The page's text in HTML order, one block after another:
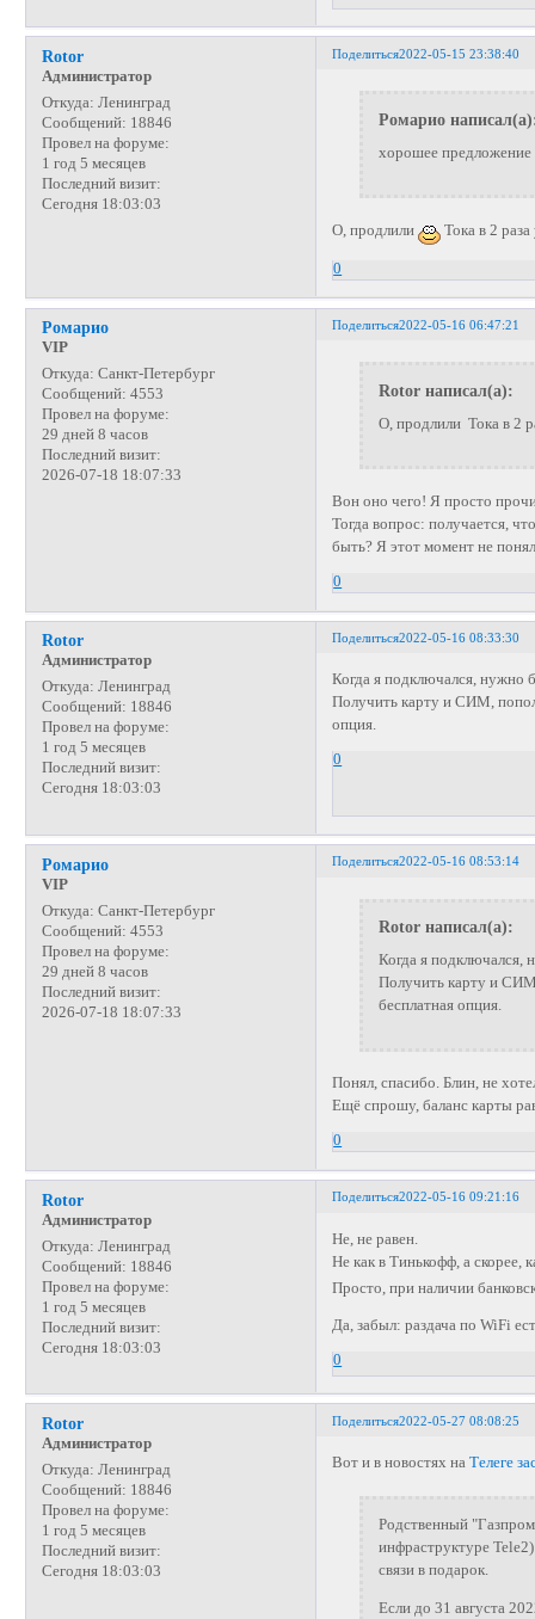
Поделиться2022-05-15 23:38:40
Rotor
Администратор
Откуда: Ленинград
Сообщений: 18846
Провел на форуме:
1 год 5 месяцев
Последний визит:
Сегодня 18:03:03
Ромарио
хорошее предложение
О, продлили Тока в 2
0
Поделиться2022-05-16 06:47:21
Ромарио
VIP
Откуда: Санкт-Петербург
Сообщений: 4553
Провел на форуме:
29 дней 8 часов
Последний визит:
2026-07-18 18:07:33
Rotor написал(а):
О, продлили Тока в 2
Вон оно чего! Я просто
Тогда вопрос: получается,
быть? Я этот момент не
0
Поделиться2022-05-16 08:33:30
Rotor
Администратор
Откуда: Ленинград
Сообщений: 18846
Провел на форуме:
1 год 5 месяцев
Последний визит:
Сегодня 18:03:03
Когда я подключался, нужно
Получить карту и СИМ,
опция.
0
Поделиться2022-05-16 08:53:14
Ромарио
VIP
Откуда: Санкт-Петербург
Сообщений: 4553
Провел на форуме:
29 дней 8 часов
Последний визит:
2026-07-18 18:07:33
Rotor написал(а):
Когда я подключался,
Получить карту и
бесплатная опция.
Понял, спасибо. Блин, не
Ещё спрошу, баланс карты
0
Поделиться2022-05-16 09:21:16
Rotor
Администратор
Откуда: Ленинград
Сообщений: 18846
Провел на форуме:
1 год 5 месяцев
Последний визит:
Сегодня 18:03:03
Не, не равен.
Не как в Тинькофф, а скорее,
Просто, при наличии
Да, забыл: раздача по WiFi
0
Поделиться2022-05-27 08:08:25
Rotor
Администратор
Откуда: Ленинград
Сообщений: 18846
Провел на форуме:
1 год 5 месяцев
Последний визит:
Сегодня 18:03:03
Вот и в новостях наТелеге
​Родственный
инфраструктуре
связи в подарок.
Если до 31 августа